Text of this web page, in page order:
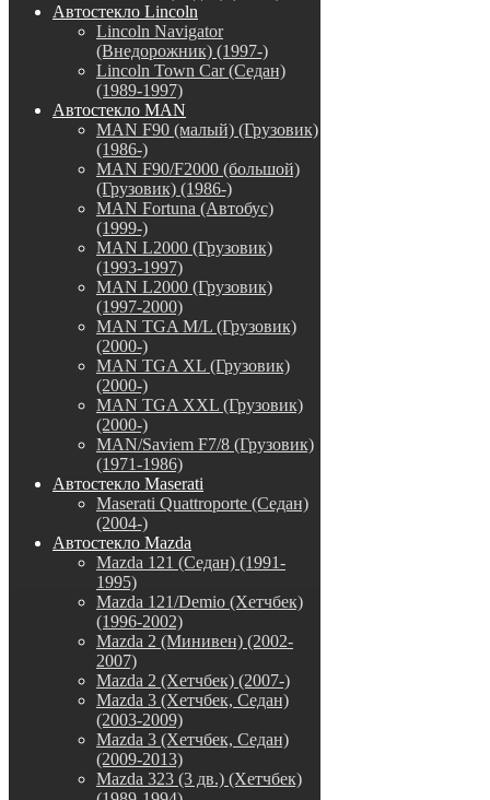
Автостекло Lincoln
Lincoln Navigator
(Внедорожник) (1997-)
Lincoln Town Car (Седан)
(1989-1997)
Автостекло MAN
MAN F90 (малый) (Грузовик)
(1986-)
MAN F90/F2000 (большой)
(Грузовик) (1986-)
MAN Fortuna (Автобус)
(1999-)
MAN L2000 (Грузовик)
(1993-1997)
MAN L2000 (Грузовик)
(1997-2000)
MAN TGA M/L (Грузовик)
(2000-)
MAN TGA XL (Грузовик)
(2000-)
MAN TGA XXL (Грузовик)
(2000-)
MAN/Saviem F7/8 (Грузовик)
(1971-1986)
Автостекло Maserati
Maserati Quattroporte (Седан)
(2004-)
Автостекло Mazda
Mazda 121 (Седан) (1991-
1995)
Mazda 121/Demio (Хетчбек)
(1996-2002)
Mazda 2 (Минивен) (2002-
2007)
Mazda 2 (Хетчбек) (2007-)
Mazda 3 (Хетчбек, Седан)
(2003-2009)
Mazda 3 (Хетчбек, Седан)
(2009-2013)
Mazda 323 (3 дв.) (Хетчбек)